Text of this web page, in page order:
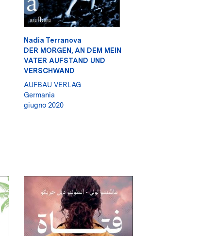
Nadia Terranova
DER MORGEN, AN DEM MEIN
VATER AUFSTAND UND
VERSCHWAND
AUFBAU VERLAG
Germania
giugno 2020